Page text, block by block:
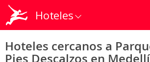
Hoteles
Hoteles cercanos a
Pies Descalzos en